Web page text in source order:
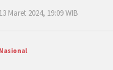
13 Maret 2024, 19:09 WIB
Nasional